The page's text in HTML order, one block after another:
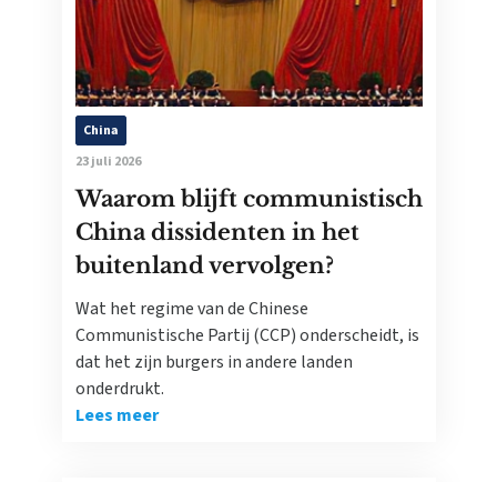
China
23 juli 2026
Waarom blijft communistisch
China dissidenten in het
buitenland vervolgen?
Wat het regime van de Chinese
Communistische Partij (CCP) onderscheidt, is
dat het zijn burgers in andere landen
onderdrukt.
Lees meer